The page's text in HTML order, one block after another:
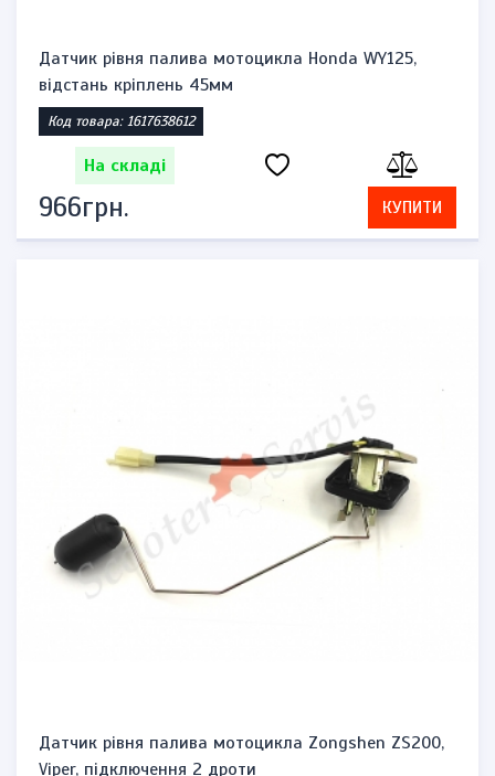
Датчик рівня палива мотоцикла Honda WY125,
відстань кріплень 45мм
Код товара: 1617638612
На складі
966грн. КУПИТИ
Датчик рівня палива мотоцикла Zongshen ZS200,
Viper, підключення 2 дроти